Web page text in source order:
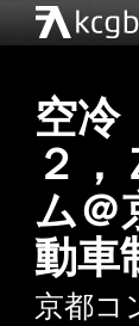
空
２
ム＠
動車
京都コ